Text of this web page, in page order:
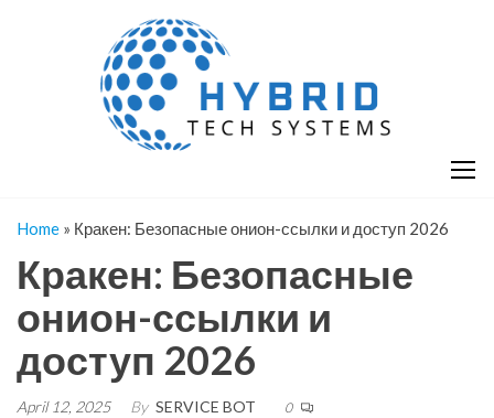
Home » Кракен: Безопасные онион-ссылки и доступ 2026
Кракен: Безопасные
онион-ссылки и
доступ 2026
April 12, 2025 By SERVICE BOT 0